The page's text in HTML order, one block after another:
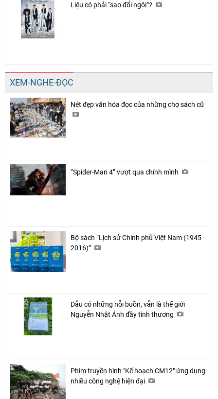
Liệu có phải “sao đổi ngôi”?
XEM-NGHE-ĐỌC
Nét đẹp văn hóa đọc của những chợ sách cũ
“Spider-Man 4” vượt qua chính mình
Bộ sách “Lịch sử Chính phủ Việt Nam (1945 -
2016)”
Dẫu có những nỗi buồn, vẫn là thế giới
Nguyễn Nhật Ánh đầy tình thương
Phim truyền hình "Kế hoạch CM12" ứng dụng
nhiều công nghệ hiện đại